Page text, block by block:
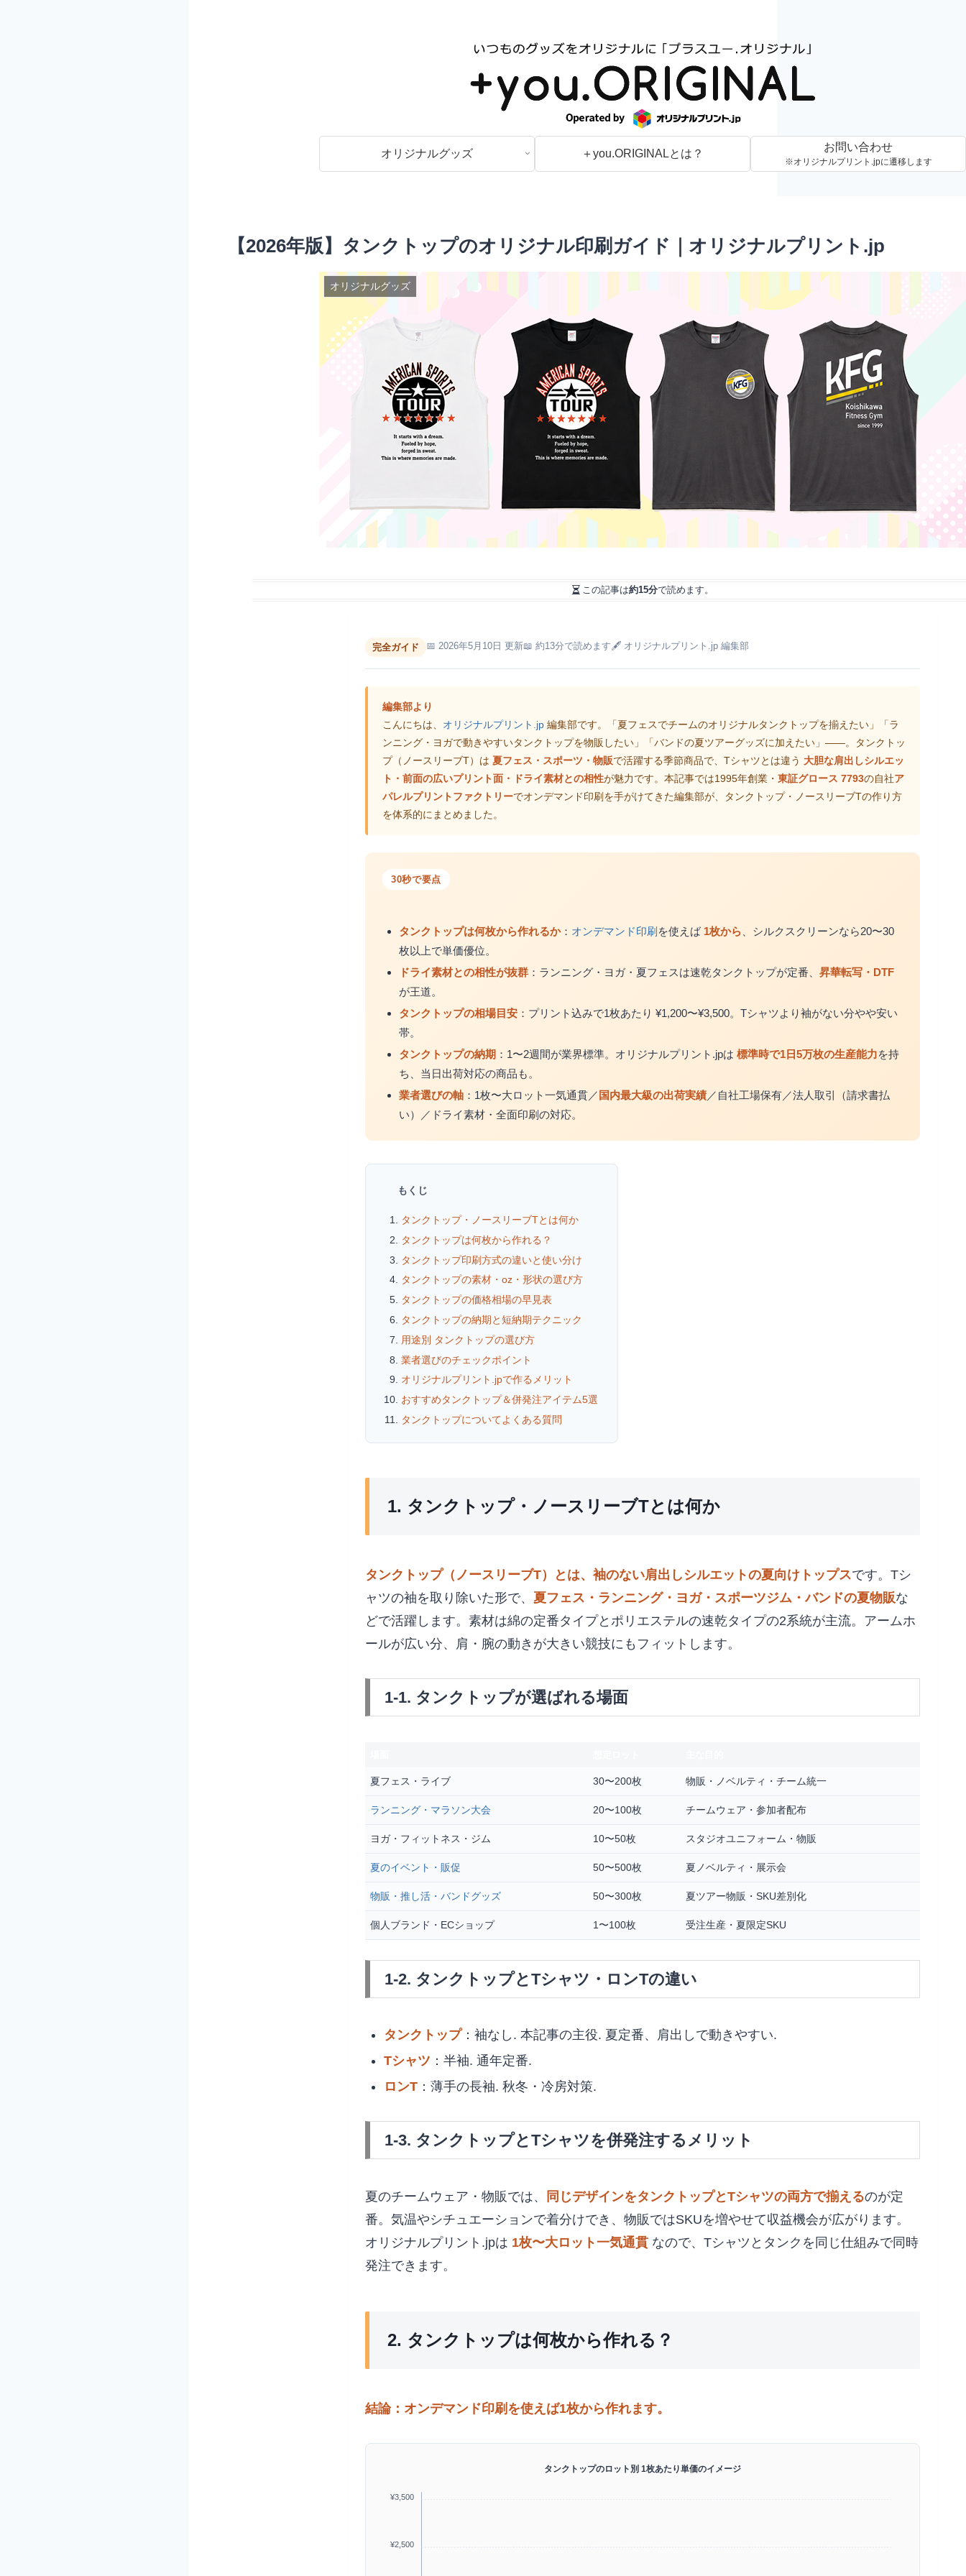
オリジナルグッズ ＋you.ORIGINALとは？
お問い合わせ
※オリジナルプリント.jpに遷移します
【2026年版】タンクトップのオリジナル印刷ガイド｜オリジナルプリント.jp
オリジナルグッズ
この記事は約15分で読めます。
完全ガイド 📅 2026年5月10日 更新📖 約13分で読めます 🖋 オリジナルプリント.jp 編集部
編集部より
こんにちは、 オリジナルプリント.jp 編集部です。「夏フェスでチームのオリジナルタンクトップを揃えたい」「ラ
ンニング・ヨガで動きやすいタンクトップを物販したい」「バンドの夏ツアーグッズに加えたい」――。タンクトッ
プ（ノースリーブT）は 夏フェス・スポーツ・物販で活躍する季節商品で、Tシャツとは違う 大胆な肩出しシルエッ
ト・前面の広いプリント面・ドライ素材との相性が魅力です。本記事では1995年創業・ 東証グロース 7793の自社ア
パレルプリントファクトリーでオンデマンド印刷を手がけてきた編集部が、タンクトップ・ノースリーブTの作り方
を体系的にまとめました。
30秒で要点
タンクトップは何枚から作れるか： オンデマンド印刷 を使えば 1枚から 、シルクスクリーンなら20〜30
枚以上で単価優位。
ドライ素材との相性が抜群 ：ランニング・ヨガ・夏フェスは速乾タンクトップが定番、 昇華転写・DTF
が王道。
タンクトップの相場目安 ：プリント込みで1枚あたり ¥1,200〜¥3,500。Tシャツより袖がない分やや安い
帯。
タンクトップの納期 ：1〜2週間が業界標準。オリジナルプリント.jpは 標準時で1日5万枚の生産能力を持
ち、当日出荷対応の商品も。
業者選びの軸 ：1枚〜大ロット一気通貫／ 国内最大級の出荷実績／自社工場保有／法人取引（請求書払
い）／ドライ素材・全面印刷の対応。
もくじ
タンクトップ・ノースリーブTとは何か
タンクトップは何枚から作れる？
タンクトップ印刷方式の違いと使い分け
タンクトップの素材・oz・形状の選び方
タンクトップの価格相場の早見表
タンクトップの納期と短納期テクニック
用途別 タンクトップの選び方
業者選びのチェックポイント
オリジナルプリント.jpで作るメリット
おすすめタンクトップ＆併発注アイテム5選
タンクトップについてよくある質問
1. タンクトップ・ノースリーブTとは何か
タンクトップ（ノースリーブT）とは、袖のない肩出しシルエットの夏向けトップスです。Tシ
ャツの袖を取り除いた形で、 夏フェス・ランニング・ヨガ・スポーツジム・バンドの夏物販な
どで活躍します。素材は綿の定番タイプとポリエステルの速乾タイプの2系統が主流。アームホ
ールが広い分、肩・腕の動きが大きい競技にもフィットします。
1-1. タンクトップが選ばれる場面
夏フェス・ライブ 30〜200枚 物販・ノベルティ・チーム統一
ランニング・マラソン大会 20〜100枚 チームウェア・参加者配布
ヨガ・フィットネス・ジム 10〜50枚 スタジオユニフォーム・物販
夏のイベント・販促 50〜500枚 夏ノベルティ・展示会
物販・推し活・バンドグッズ 50〜300枚 夏ツアー物販・SKU差別化
個人ブランド・ECショップ 1〜100枚 受注生産・夏限定SKU
1-2. タンクトップとTシャツ・ロンTの違い
タンクトップ：袖なし. 本記事の主役. 夏定番、肩出しで動きやすい.
Tシャツ ：半袖. 通年定番.
ロンT：薄手の長袖. 秋冬・冷房対策.
1-3. タンクトップとTシャツを併発注するメリット
夏のチームウェア・物販では、 同じデザインをタンクトップとTシャツの両方で揃えるのが定
番。気温やシチュエーションで着分けでき、物販ではSKUを増やせて収益機会が広がります。
オリジナルプリント.jpは 1枚〜大ロット一気通貫 なので、Tシャツとタンクを同じ仕組みで同時
発注できます。
2. タンクトップは何枚から作れる？
結論：オンデマンド印刷を使えば1枚から作れます。
タンクトップのロット別 1枚あたり単価のイメージ
¥3,500
¥2,500